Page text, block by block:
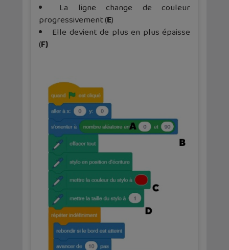
La ligne change de couleur
progressivement (E)
Elle devient de plus en plus épaisse
(F)